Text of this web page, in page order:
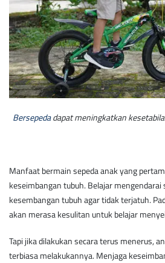
Bersepedadapat meningkatkan
Manfaat bermain sepeda anak yang
keseimbangan tubuh. Belajar
kesembangan tubuh agar tidak terjatuh.
akan merasa kesulitan untuk belajar
Tapi jika dilakukan secara terus menerus,
terbiasa melakukannya. Menjaga